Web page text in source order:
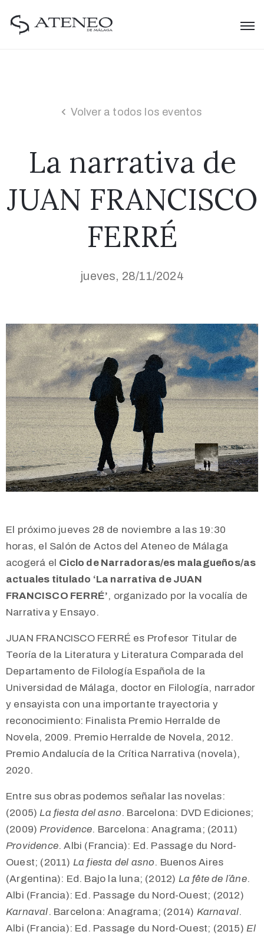
Volver a todos los eventos
La narrativa de
JUAN FRANCISCO
FERRÉ
jueves, 28/11/2024
El próximo jueves 28 de noviembre a las 19:30
horas, el Salón de Actos del Ateneo de Málaga
acogerá el Ciclo de Narradoras/es malagueños/as
actuales titulado ‘La narrativa de JUAN
FRANCISCO FERRÉ’, organizado por la vocalía de
Narrativa y Ensayo.
JUAN FRANCISCO FERRÉ es Profesor Titular de
Teoría de la Literatura y Literatura Comparada del
Departamento de Filología Española de la
Universidad de Málaga, doctor en Filología, narrador
y ensayista con una importante trayectoria y
reconocimiento: Finalista Premio Herralde de
Novela, 2009. Premio Herralde de Novela, 2012.
Premio Andalucía de la Crítica Narrativa (novela),
2020.
Entre sus obras podemos señalar las novelas:
(2005)La fiesta del asno. Barcelona: DVD Ediciones;
(2009)Providence. Barcelona: Anagrama; (2011)
Providence. Albi (Francia): Ed. Passage du Nord-
Ouest; (2011) La fiesta del asno. Buenos Aires
(Argentina): Ed. Bajo la luna; (2012) La fête de l´âne.
Albi (Francia): Ed. Passage du Nord-Ouest; (2012)
Karnaval. Barcelona: Anagrama; (2014) Karnaval.
Albi (Francia): Ed. Passage du Nord-Ouest; (2015)El